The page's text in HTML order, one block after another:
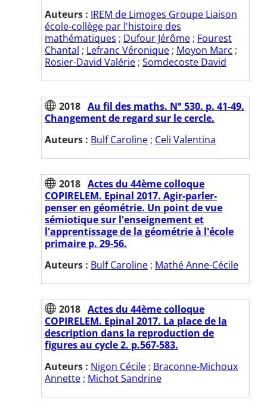
Auteurs : IREM de Limoges Groupe Liaison
école-collège par l'histoire des
mathématiques ; Dufour Jérôme ; Fourest
Chantal ; Lefranc Véronique ; Moyon Marc ;
Rosier-David Valérie ; Somdecoste David
2018 Au fil des maths. N° 530. p. 41-49.
Changement de regard sur le cercle.
Auteurs : Bulf Caroline ; Celi Valentina
2018 Actes du 44ème colloque
COPIRELEM. Epinal 2017. Agir-parler-
penser en géométrie. Un point de vue
sémiotique sur l'enseignement et
l'apprentissage de la géométrie à l'école
primaire p. 29-56.
Auteurs : Bulf Caroline ; Mathé Anne-Cécile
2018 Actes du 44ème colloque
COPIRELEM. Epinal 2017. La place de la
description dans la reproduction de
figures au cycle 2. p.567-583.
Auteurs : Nigon Cécile ; Braconne-Michoux
Annette ; Michot Sandrine